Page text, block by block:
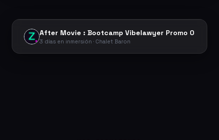
After Movie : Bootcamp Vibelawyer Promo 0
3 días en inmersión · Chalet Baron